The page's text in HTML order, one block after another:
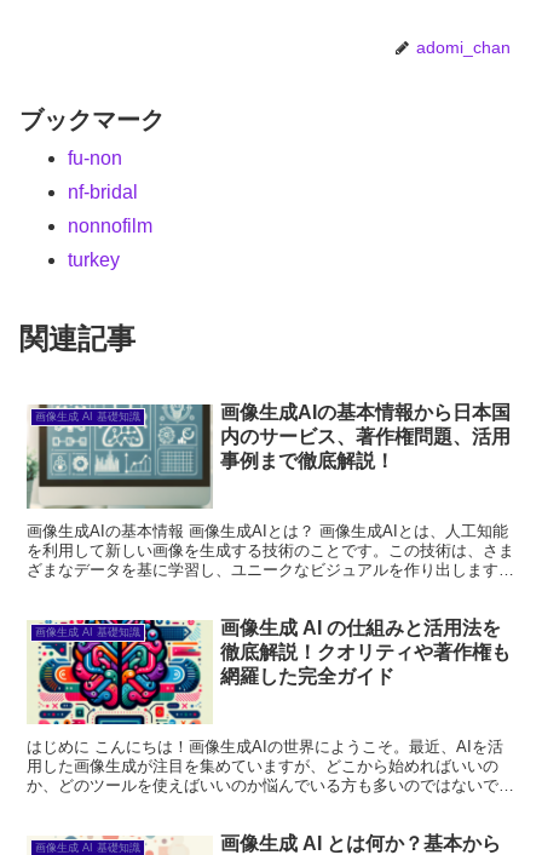
adomi_chan
ブックマーク
fu-non
nf-bridal
nonnofilm
turkey
関連記事
画像生成 AI 基礎知識
画像生成AIの基本情報から日本国
内のサービス、著作権問題、活用
事例まで徹底解説！
画像生成AIの基本情報 画像生成AIとは？ 画像生成AIとは、人工知能
を利用して新しい画像を生成する技術のことです。この技術は、さま
ざまなデータを基に学習し、ユニークなビジュアルを作り出します。
画像生成 AI 基礎知識
画像生成 AI の仕組みと活用法を
徹底解説！クオリティや著作権も
網羅した完全ガイド
はじめに こんにちは！画像生成AIの世界にようこそ。最近、AIを活
用した画像生成が注目を集めていますが、どこから始めればいいの
か、どのツールを使えばいいのか悩んでいる方も多いのではないでし
画像生成 AI 基礎知識
画像生成 AI とは何か？基本から